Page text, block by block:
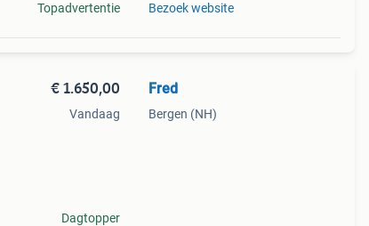
Topadvertentie Bezoek website
€ 1.650,00
Vandaag
Dagtopper
Fred
Bergen (NH)